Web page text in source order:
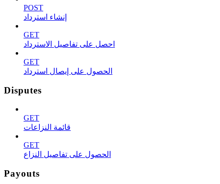
POST
إنشاء استرداد
GET
احصل على تفاصيل الاسترداد
GET
الحصول على إيصال استرداد
Disputes
GET
قائمة النزاعات
GET
الحصول على تفاصيل النزاع
Payouts